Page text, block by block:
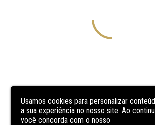
Usamos cookies para personalizar
a sua experiência no nosso site. Ao
você concorda com o nosso